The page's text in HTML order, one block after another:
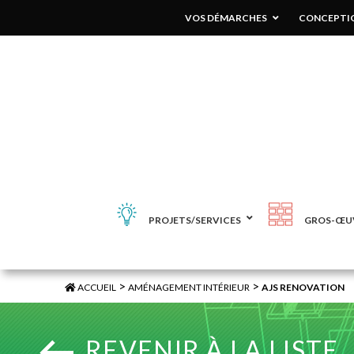
VOS DÉMARCHES
PROJETS/SERVICES GROS-
ACCUEIL >AMÉNAGEMENT INTÉRIEUR >AJS RENOVATION